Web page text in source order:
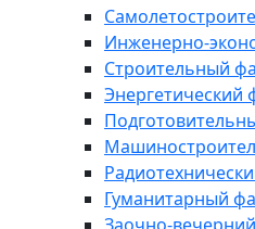
Инженерно-
Строительный
Энергетический
Гуманитарный